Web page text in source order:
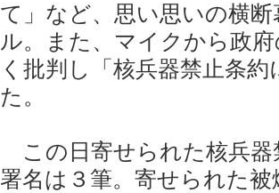
て」など、思い思いの横
ル。また、マイクから政
く批判し「核兵器禁止条
た。
この日寄せられた核兵器
署名は３筆。寄せられた